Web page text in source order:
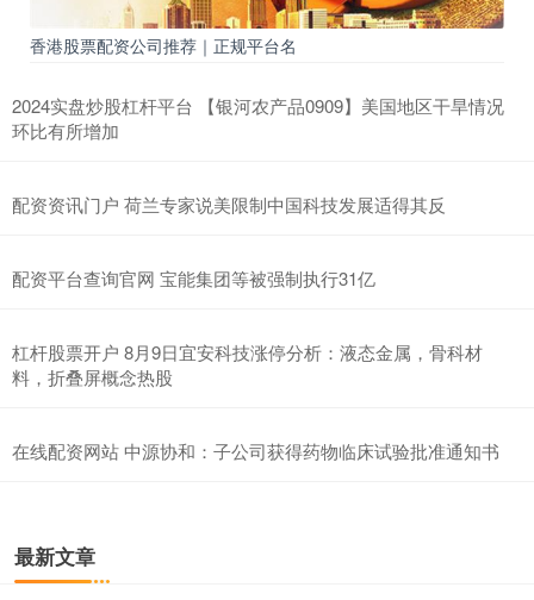
香港股票配资公司推荐｜正规平台名
2024实盘炒股杠杆平台 【银河农产品0909】美国地区干旱情况
环比有所增加
配资资讯门户 荷兰专家说美限制中国科技发展适得其反
配资平台查询官网 宝能集团等被强制执行31亿
杠杆股票开户 8月9日宜安科技涨停分析：液态金属，骨科材
料，折叠屏概念热股
在线配资网站 中源协和：子公司获得药物临床试验批准通知书
最新文章